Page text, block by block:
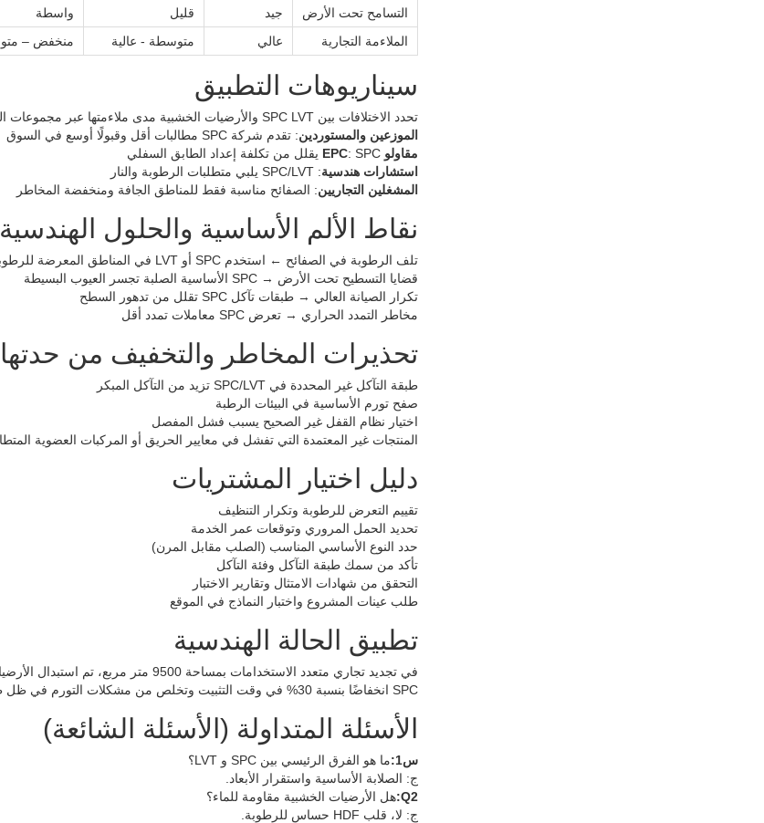
التسامح تحت الأرض
جيد قليل
واسطة
الملاءمة التجارية
عالي متوسطة - عالية منخفض –
سيناريوهات التطبيق
تحدد الاختلافات بين SPC LVT والأرضيات الخشبية مدى ملاءمتها عبر مجموعات المستخدمين:
الموزعين والمستوردين: تقدم شركة SPC مطالبات أقل وقبولًا أوسع في السوق
مقاولو EPC: SPC يقلل من تكلفة إعداد الطابق السفلي
استشارات هندسية: SPC/LVT يلبي متطلبات الرطوبة والنار
المشغلين التجاريين: الصفائح مناسبة فقط للمناطق الجافة ومنخفضة المخاطر
نقاط الألم الأساسية والحلول الهندسية
تلف الرطوبة في الصفائح ← استخدم SPC أو LVT في المناطق المعرضة للرطوبة
قضايا التسطيح تحت الأرض → SPC الأساسية الصلبة تجسر العيوب البسيطة
تكرار الصيانة العالي → طبقات تآكل SPC تقلل من تدهور السطح
مخاطر التمدد الحراري → تعرض SPC معاملات تمدد أقل
تحذيرات المخاطر والتخفيف من حدتها
طبقة التآكل غير المحددة في SPC/LVT تزيد من التآكل المبكر
صفح تورم الأساسية في البيئات الرطبة
اختيار نظام القفل غير الصحيح يسبب فشل المفصل
المنتجات غير المعتمدة التي تفشل في معايير الحريق أو المركبات العضوية
دليل اختيار المشتريات
تقييم التعرض للرطوبة وتكرار التنظيف
تحديد الحمل المروري وتوقعات عمر الخدمة
حدد النوع الأساسي المناسب (الصلب مقابل المرن)
تأكد من سمك طبقة التآكل وفئة التآكل
التحقق من شهادات الامتثال وتقارير الاختبار
طلب عينات المشروع واختبار النماذج في الموقع
تطبيق الحالة الهندسية
SPC انخفاضًا بنسبة 30% في وقت التثبيت وتخلص من مشكلات التورم في ظل ظروف التنظيف الرطب اليومية.
الأسئلة المتداولة (الأسئلة الشائعة)
س1:
ما هو الفرق الرئيسي بين SPC و LVT؟
ج: الصلابة الأساسية واستقرار الأبعاد.
Q2: هل الأرضيات الخشبية مقاومة للماء؟
ج: لا، قلب HDF حساس للرطوبة.